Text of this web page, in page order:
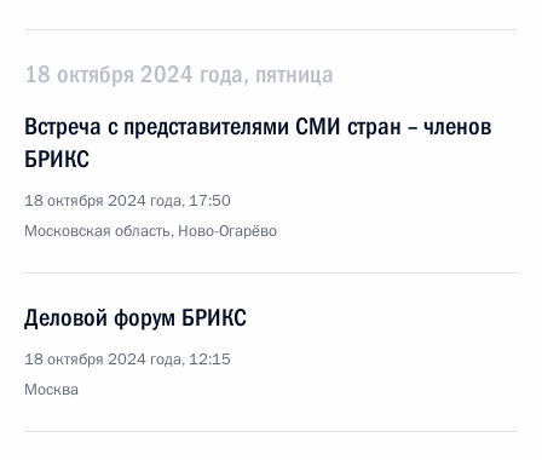
18 октября 2024 года, пятница
Встреча с представителями СМИ стран – членов
БРИКС
18 октября 2024 года, 17:50
Московская область, Ново-Огарёво
Деловой форум БРИКС
18 октября 2024 года, 12:15
Москва